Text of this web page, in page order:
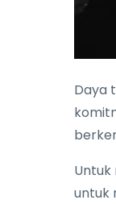
Daya
untuk